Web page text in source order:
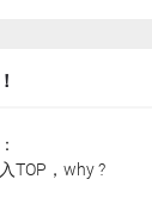
TOP，why ?